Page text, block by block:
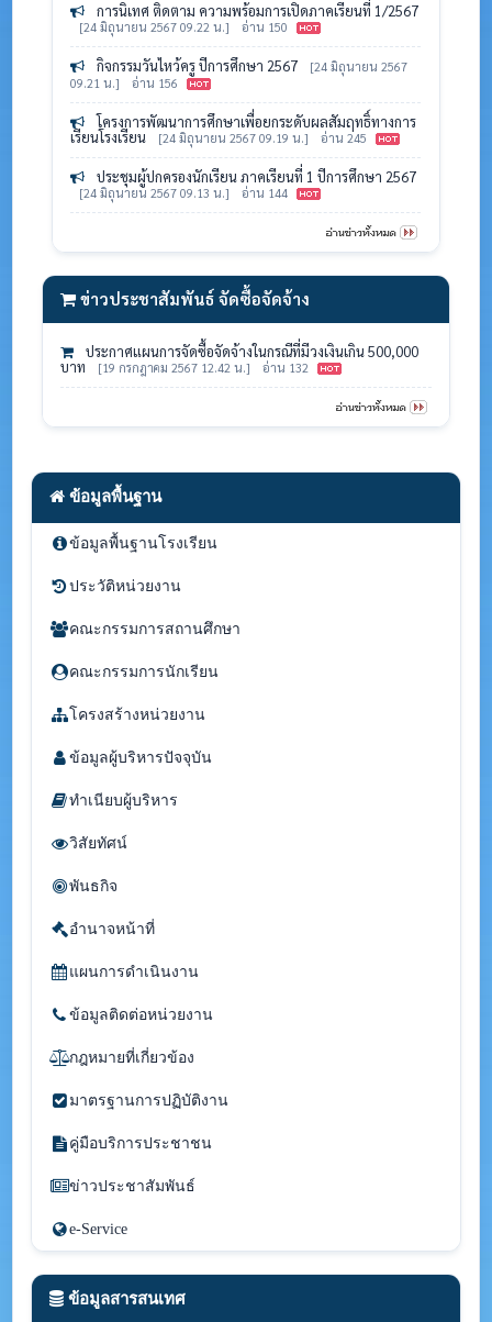
ข้อมูลพื้นฐาน
ข้อมูลพื้นฐานโรงเรียน
ประวัติหน่วยงาน
คณะกรรมการสถานศึกษา
คณะกรรมการนักเรียน
โครงสร้างหน่วยงาน
ข้อมูลผู้บริหารปัจจุบัน
ทำเนียบผู้บริหาร
วิสัยทัศน์
พันธกิจ
อำนาจหน้าที่
แผนการดำเนินงาน
ข้อมูลติดต่อหน่วยงาน
กฎหมายที่เกี่ยวข้อง
มาตรฐานการปฏิบัติงาน
คู่มือบริการประชาชน
ข่าวประชาสัมพันธ์
e-Service
ข้อมูลสารสนเทศ
การนิเทศ ติดตาม ความพร้อมการเปิดภาคเรียนที่ 1/2567
[24 มิถุนายน 2567 09.22 น.] อ่าน 150
กิจกรรมวันไหว้ครู ปีการศึกษา 2567
[24 มิถุนายน 2567
09.21 น.]
อ่าน 156
โครงการพัฒนาการศึกษาเพื่อยกระดับผลสัมฤทธิ์ทางการ
เรียนโรงเรียน
[24 มิถุนายน 2567 09.19 น.] อ่าน 245
ประชุมผู้ปกครองนักเรียน ภาคเรียนที่ 1 ปีการศึกษา 2567
[24 มิถุนายน 2567 09.13 น.] อ่าน 144
ข่าวประชาสัมพันธ์ จัดซื้อจัดจ้าง
ประกาศแผนการจัดซื้อจัดจ้างในกรณีที่มีวงเงินเกิน 500,000
บาท
[19 กรกฎาคม 2567 12.42 น.] อ่าน 132